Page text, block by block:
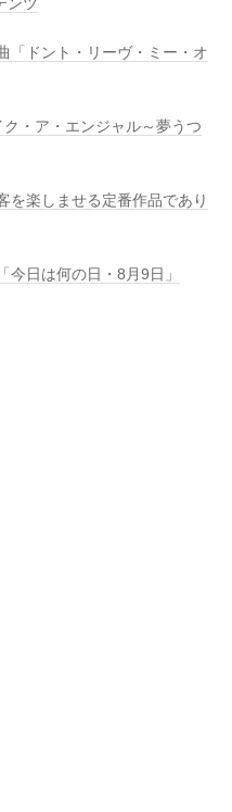
ンツ
「ドント・リーヴ・ミー・オ
・ア・エンジャル～夢うつ
を楽しませる定番作品であり
今日は何の日・8月9日」